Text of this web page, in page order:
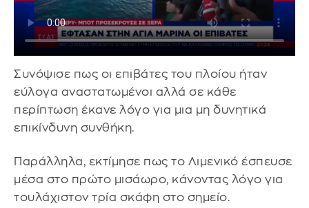
Συνόψισε πως οι επιβάτες του πλοίου ήταν
εύλογα αναστατωμένοι αλλά σε κάθε
περίπτωση έκανε λόγο για μια μη δυνητικά
επικίνδυνη συνθήκη.
Παράλληλα, εκτίμησε πως το Λιμενικό έσπευσε
μέσα στο πρώτο μισάωρο, κάνοντας λόγο για
τουλάχιστον τρία σκάφη στο σημείο.